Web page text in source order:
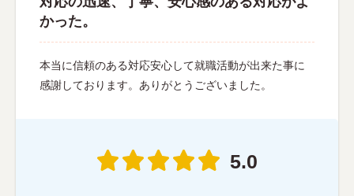
かった。
本当に信頼のある対応安心して就職活動が出来た事に
感謝しております。ありがとうございました。
5.0